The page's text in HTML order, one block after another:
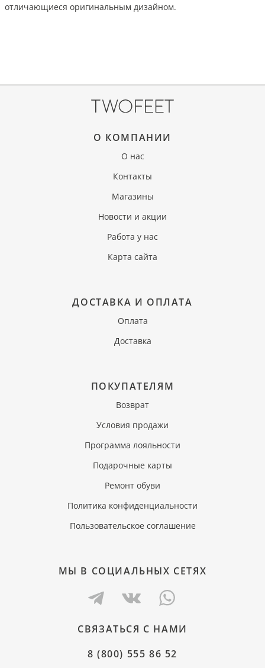
отличающиеся оригинальным дизайном.
О КОМПАНИИ
О нас
Контакты
Магазины
Новости и акции
Работа у нас
Карта сайта
ДОСТАВКА И ОПЛАТА
Оплата
Доставка
ПОКУПАТЕЛЯМ
Возврат
Условия продажи
Программа лояльности
Подарочные карты
Ремонт обуви
Политика конфиденциальности
Пользовательское соглашение
МЫ В СОЦИАЛЬНЫХ СЕТЯХ
СВЯЗАТЬСЯ С НАМИ
8 (800) 555 86 52